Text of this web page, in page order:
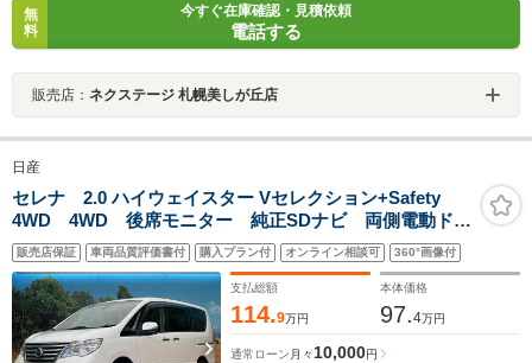
無
料
今すぐ在庫確認・見積依頼
電話する
販売店： ネクステージ 札幌美しが丘店
日産
セレナ 2.0 ハイウェイスター Vセレクション+Safety
4WD 4WD 後席モニター 純正SDナビ 両側電動ド
ア クルーズコントロール バックカメラ 禁煙車 フ
ルセグ ETC オートライト オートエアコン 衝突軽
減装置 スマートキー 横滑り防止装置
販売店保証 車両品質評価書付 購入プラン付 オンライン相談可 360°画像付
支払総額
114.9万円
本体価格
97.4万円
通常ローン 月々 10,000円